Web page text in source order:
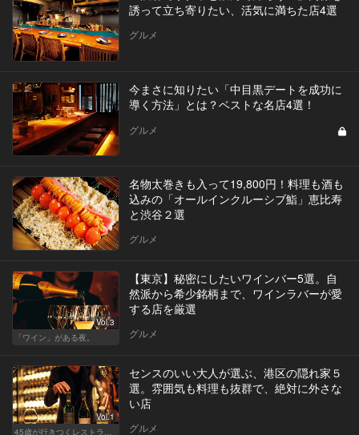
誘って立ち寄りたい、活気に満ちた店4選
グルメ
今まさに知りたい「中目黒デートを成功に
導く方法」とは？ベストな名店4選！
グルメ
名物太巻きも入って19,800円！料理も酒も
込みの「オールインクルーシブ鮨」恵比寿
と渋谷２選
グルメ
Vol.3
「ワイン」がある夜。
【東京】秘密にしたいワインバー5選。自
然派から希少銘柄まで、ワインラバーが愛
する店を厳選
グルメ
Vol.1
センスのいい大人が選ぶ、港区の隠れ家５
選。雰囲気も料理も抜群で、絶対に外さな
い店
グルメ